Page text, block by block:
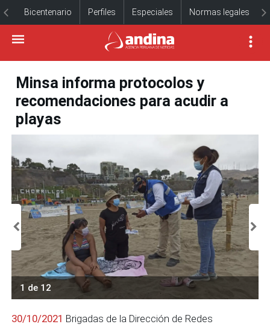
Bicentenario Perfiles Especiales Normas legales
Minsa informa protocolos y
recomendaciones para acudir a
playas
1 de 12
30/10/2021 Brigadas de la Dirección de Redes